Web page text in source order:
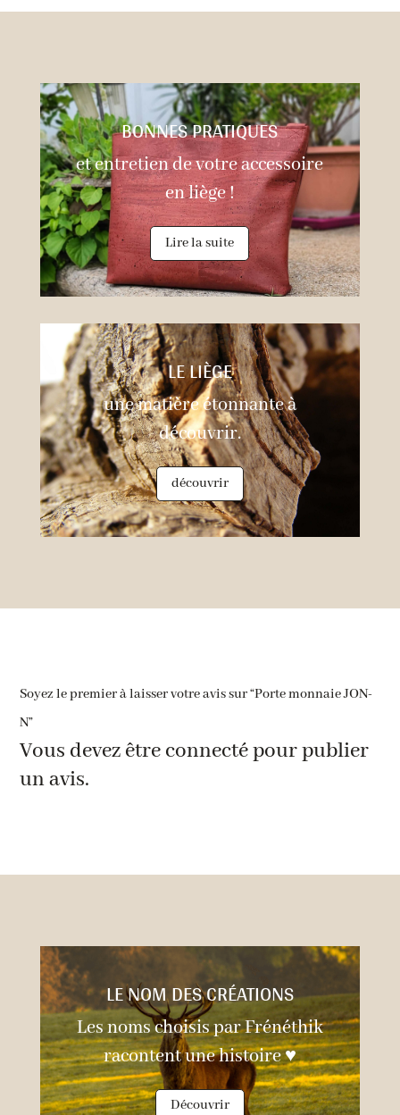
BONNES PRATIQUES
et entretien de votre accessoire
en liège !
Lire la suite
LE LIÈGE
une matière étonnante à
découvrir.
découvrir
Soyez le premier à laisser votre avis sur “Porte monnaie JON-
N”
Vous devez être connectépour publier
un avis.
LE NOM DES CRÉATIONS
Les noms choisis par Frénéthik
racontent une histoire ♥
Découvrir